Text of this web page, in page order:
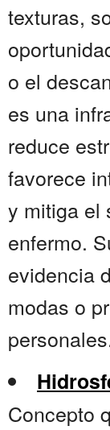
texturas,
o el
es una
reduce
favorece
y mitiga el
enfermo.
evidencia
modas o
Concepto